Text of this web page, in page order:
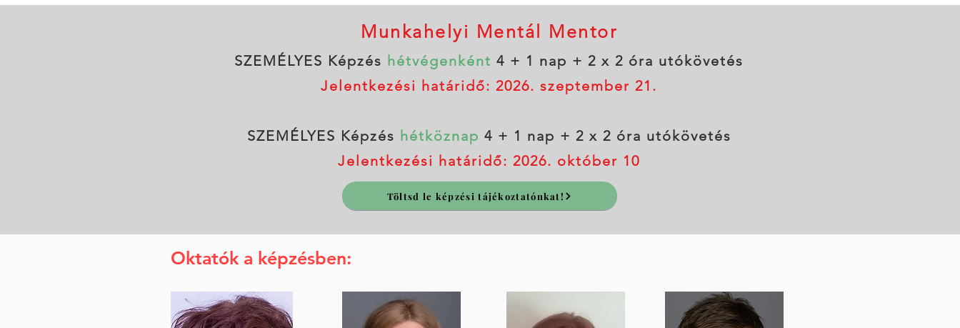
Munkahelyi Mentál Mentor
SZEMÉLYES Képzés hétvégenként 4 + 1 nap + 2 x 2 óra utókövetés
Jelentkezési határidő: 2026. szeptember 21 .
SZEMÉLYES Képzés hétköznap 4 + 1 nap + 2 x 2 óra utókövetés
Jelentkezési határidő: 2026. október 10
Töltsd le képzési tájékoztatónkat!
Oktatók a képzésben: